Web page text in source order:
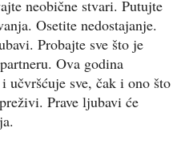
neobične stvari. Putujte
Osetite nedostajanje.
Probajte sve što je
Ova godina
učvršćuje sve, čak i ono što
Prave ljubavi će